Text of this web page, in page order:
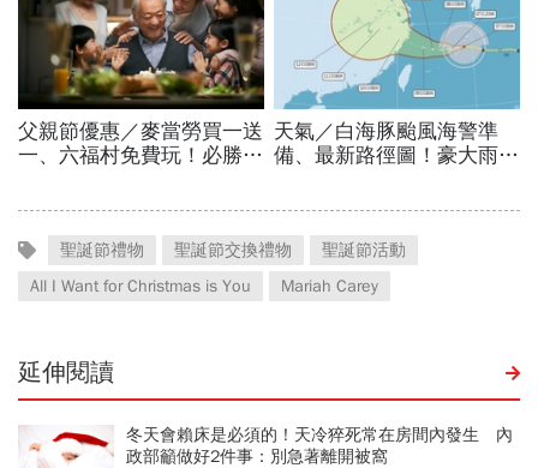
聖誕節禮物 聖誕節交換禮物
聖誕節活動
All I Want for Christmas is You
Mariah Carey
延伸閱讀
冬天會賴床是必須的！天冷猝死常在房間內發生 內
政部籲做好2件事：別急著離開被窩